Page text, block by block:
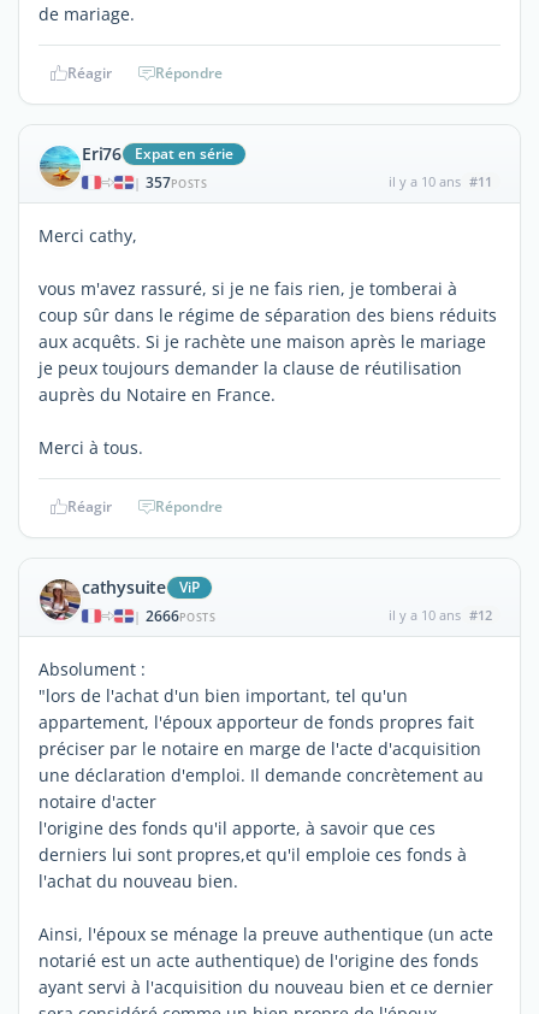
de mariage.
Réagir Répondre
Eri76 Expat en série
| 357POSTS il y a 10 ans #11
Merci cathy,
vous m'avez rassuré, si je ne fais rien, je tomberai à
coup sûr dans le régime de séparation des biens réduits
aux acquêts. Si je rachète une maison après le mariage
je peux toujours demander la clause de réutilisation
auprès du Notaire en France.
Merci à tous.
Réagir Répondre
cathysuite ViP
| 2666POSTS il y a 10 ans #12
Absolument :
"lors de l'achat d'un bien important, tel qu'un
appartement, l'époux apporteur de fonds propres fait
préciser par le notaire en marge de l'acte d'acquisition
une déclaration d'emploi. Il demande concrètement au
notaire d'acter
l'origine des fonds qu'il apporte, à savoir que ces
derniers lui sont propres,et qu'il emploie ces fonds à
l'achat du nouveau bien.
Ainsi, l'époux se ménage la preuve authentique (un acte
notarié est un acte authentique) de l'origine des fonds
ayant servi à l'acquisition du nouveau bien et ce dernier